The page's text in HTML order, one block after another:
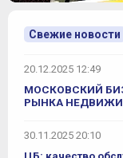
Свежие новости
20.12.2025 12:49
МОСКОВСКИЙ
РЫНКА
30.11.2025 20:10